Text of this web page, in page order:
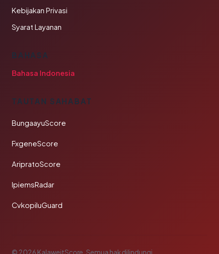
Kebijakan Privasi
Syarat Layanan
BAHASA
Bahasa Indonesia
TAUTAN SAHABAT
BungaayuScore
FxgeneScore
AripratoScore
IpiemsRadar
CvkopiluGuard